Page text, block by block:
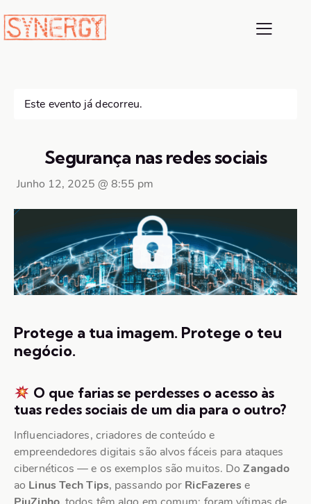
Este evento já decorreu.
Segurança nas redes sociais
Junho 12, 2025 @ 8:55 pm
Protege a tua imagem. Protege o teu
negócio.
O que farias se perdesses o acesso às
tuas redes sociais de um dia para o outro?
Influenciadores, criadores de conteúdo e
empreendedores digitais são alvos fáceis para ataques
cibernéticos — e os exemplos são muitos. DoZangado
ao Linus Tech Tips, passando por RicFazeres e